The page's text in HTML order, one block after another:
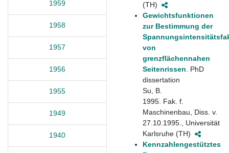
1959
1958
1957
1956
1955
1949
1940
(TH)
Gewichtsfunktionen
zur Bestimmung der
von
grenzflächennahen
Seitenrissen . PhD
dissertation
Su, B.
1995. Fak. f.
Maschinenbau, Diss. v.
27.10.1995., Universität
Karlsruhe (TH)
Kennzahlengestütztes